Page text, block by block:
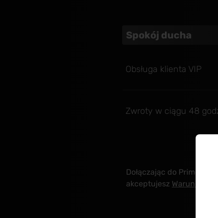
Spokój ducha
Obsługa klienta VIP
Zwroty w ciągu 48
Dołączając do Prime,
akceptujesz Warunki